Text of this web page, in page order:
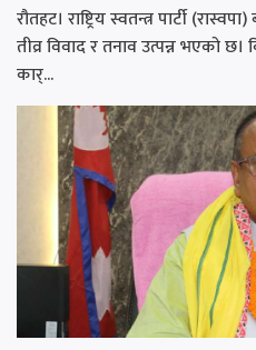
रौतहट। राष्ट्रिय स्वतन्त्र पार्टी
तीव्र विवाद र तनाव उत्पन्न भएको
कार्...